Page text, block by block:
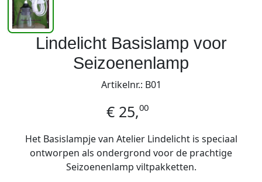
Lindelicht Basislamp voor
Seizoenenlamp
Artikelnr.: B01
€ 25,00
Het Basislampje van Atelier Lindelicht is speciaal
ontworpen als ondergrond voor de prachtige
Seizoenenlamp viltpakketten.